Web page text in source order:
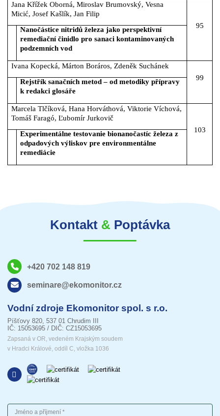
Jana Křížek Oborná, Miroslav Brumovský, Vesna
Micić, Josef Kašlík, Jan Filip
95
Nanočástice nitridů železa jako perspektivní
remediační činidlo pro sanaci kontaminovaných
podzemních vod
Ivana Kopecká, Márton Boráros, Zdeněk Suchánek
99
Rejstřík sanačních metod – od metodiky přípravy
k redakci glosáře
Marcela Tlčíková, Hana Horváthová, Viktorie Víchová,
Tomáš Faragó, Ľubomír Jurkovič
103
Experimentálne testovanie bionanočastíc železa z
odpadových výliskov pre environmentálne
remediácie
Kontakt & Poptávka
+420 702 148 819
seminare@ekomonitor.cz
Vodní zdroje Ekomonitor spol. s r.o.
Píšťovy 820, 537 01 Chrudim III
IČ: 15053695 / DIČ: CZ15053695
Zapsaná v OR, vedeném Krajským soudem
v Hradci Králové, oddíl C, vložka 1036
Jméno a příjmení